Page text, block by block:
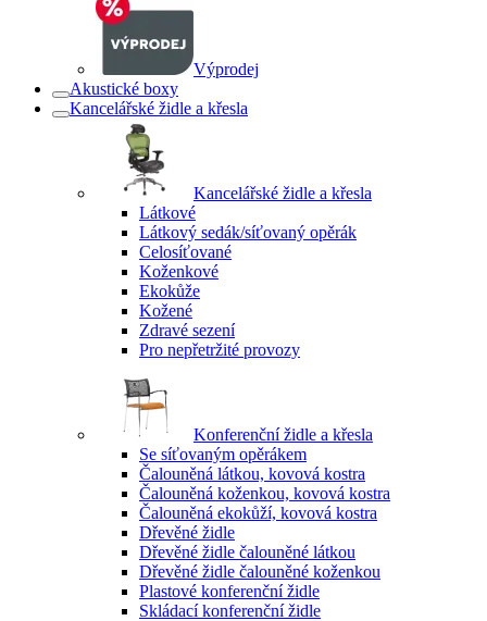
Výprodej
Akustické boxy
Kancelářské židle a křesla
Kancelářské židle a křesla
Látkové
Látkový sedák/síťovaný opěrák
Celosíťované
Koženkové
Ekokůže
Kožené
Zdravé sezení
Pro nepřetržité provozy
Konferenční židle a křesla
Se síťovaným opěrákem
Čalouněná látkou, kovová kostra
Čalouněná koženkou, kovová kostra
Čalouněná ekokůží, kovová kostra
Dřevěné židle
Dřevěné židle čalouněné látkou
Dřevěné židle čalouněné koženkou
Plastové konferenční židle
Skládací konferenční židle